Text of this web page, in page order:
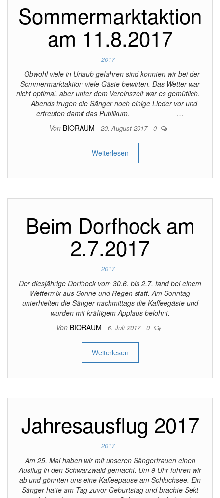
Sommermarktaktion
am 11.8.2017
2017
Obwohl viele in Urlaub gefahren sind konnten wir bei der
Sommermarktaktion viele Gäste bewirten. Das Wetter war
nicht optimal, aber unter dem Vereinszelt war es gemütlich.
Abends trugen die Sänger noch einige Lieder vor und
erfreuten damit das Publikum. …
Von BIORAUM 20. August 2017 0
Weiterlesen
Beim Dorfhock am
2.7.2017
2017
Der diesjährige Dorfhock vom 30.6. bis 2.7. fand bei einem
Wettermix aus Sonne und Regen statt. Am Sonntag
unterhielten die Sänger nachmittags die Kaffeegäste und
wurden mit kräftigem Applaus belohnt.
Von BIORAUM 6. Juli 2017 0
Weiterlesen
Jahresausflug 2017
2017
Am 25. Mai haben wir mit unseren Sängerfrauen einen
Ausflug in den Schwarzwald gemacht. Um 9 Uhr fuhren wir
ab und gönnten uns eine Kaffeepause am Schluchsee. Ein
Sänger hatte am Tag zuvor Geburtstag und brachte Sekt